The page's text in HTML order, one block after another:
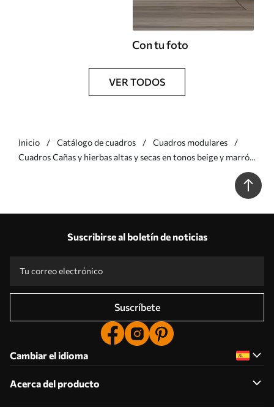
Con tu foto
VER TODOS
Inicio Catálogo de cuadros
Cuadros modulares
Cuadros Cañas y hierbas altas y secas en tonos beige y marrón
Suscribirse al boletín de noticias
Suscríbete
Cambiar el idioma
Acerca del producto